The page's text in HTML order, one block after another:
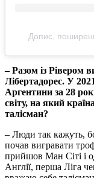
Допис,
– Разом із Рівером
Лібертадорес. У
Аргентини за 28
світу, на який
талісман?
– Люди так кажуть,
почав вигравати
прийшов Ман Сіті і
Англії, перша Ліга